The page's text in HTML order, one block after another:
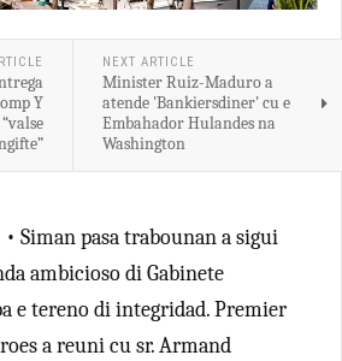
Y
NEXT ARTICLE
Minister Ruiz-Maduro a
atende 'Bankiersdiner' cu e
Embahador Hulandes na
Washington
• Siman pasa trabounan a sigui
ambicioso di Gabinete
e tereno di integridad. Premier
a reuni cu sr. Armand